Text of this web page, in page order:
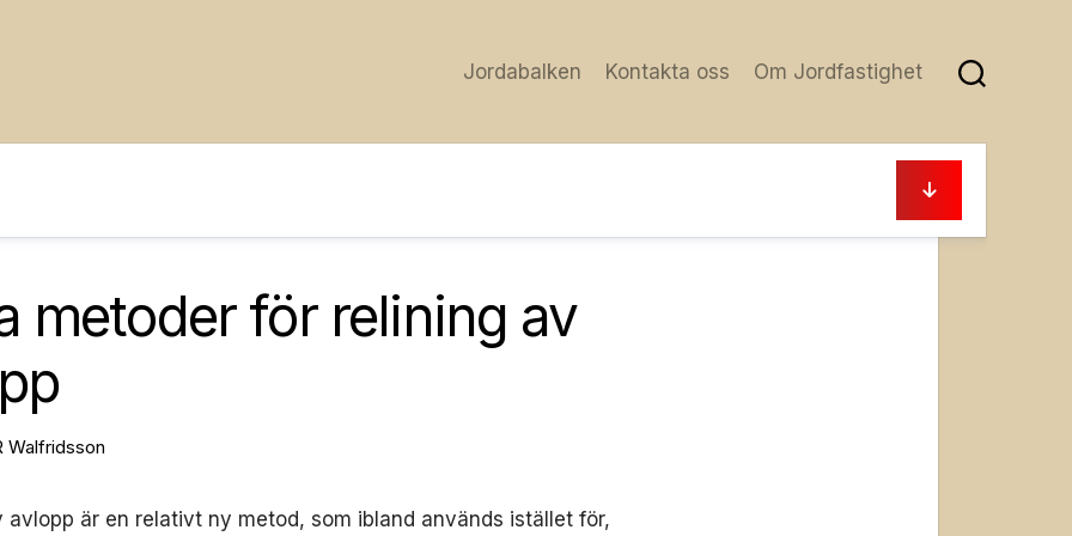
Jordabalken Kontakta oss Om Jordfastighet
metoder för relining av
Walfridsson
avlopp är en relativt ny metod, som ibland används istället för,